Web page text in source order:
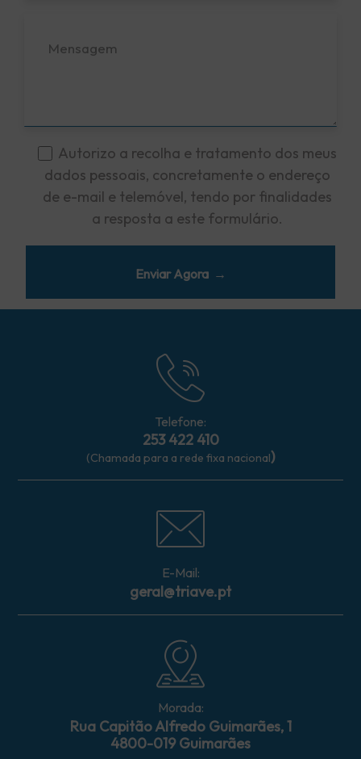
Autorizo a recolha e tratamento dos meus
dados pessoais, concretamente o endereço
de e-mail e telemóvel, tendo por finalidades
a resposta a este formulário.
Telefone:
253 422 410
(Chamada para a rede fixa nacional)
E-Mail:
geral@triave.pt
Morada:
Rua Capitão Alfredo Guimarães, 1
4800-019 Guimarães